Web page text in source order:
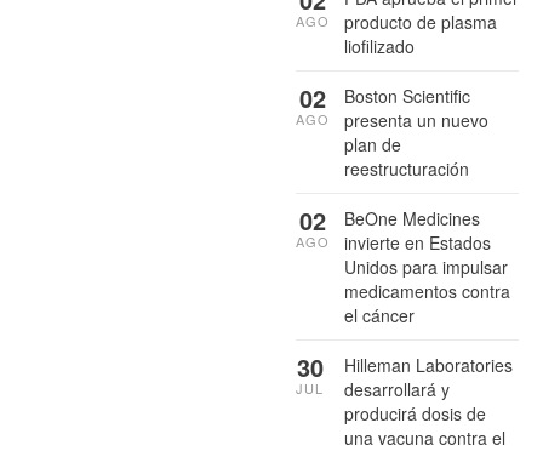
producto de plasma
liofilizado
AGO
Boston Scientific
presenta un nuevo
plan de
reestructuración
02
AGO
BeOne Medicines
invierte en Estados
Unidos para impulsar
medicamentos contra
el cáncer
02
AGO
Hilleman Laboratories
desarrollará y
producirá dosis de
una vacuna contra el
30
JUL